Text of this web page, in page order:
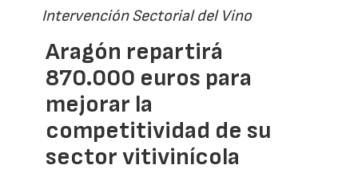
Intervención Sectorial del Vino
Aragón repartirá
870.000 euros para
mejorar la
competitividad de su
sector vitivinícola